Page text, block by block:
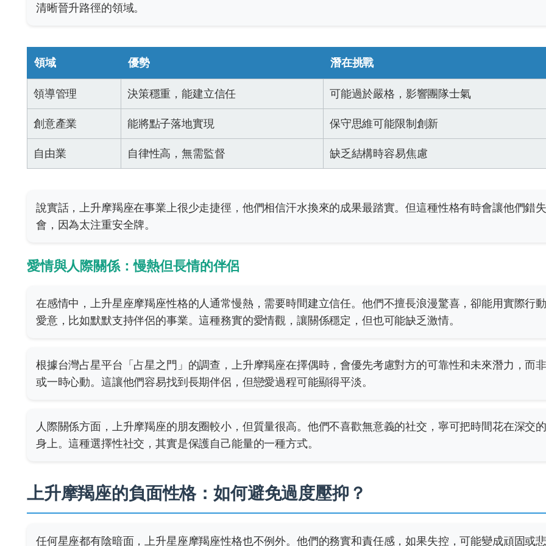
清晰晉升路徑的領域。
領域 優勢 潛在挑戰
領導管理 決策穩重，能建立信任 可能過於嚴格，影響團隊士氣
創意產業 能將點子落地實現 保守思維可能限制創新
自由業 自律性高，無需監督 缺乏結構時容易焦慮
說實話，上升摩羯座在事業上很少走捷徑，他們相信汗水換來的成果最踏實。但這種性格有時會讓他們錯
會，因為太注重安全牌。
愛情與人際關係：慢熱但長情的伴侶
在感情中，上升星座摩羯座性格的人通常慢熱，需要時間建立信任。他們不擅長浪漫驚喜，卻能用實際行
愛意，比如默默支持伴侶的事業。這種務實的愛情觀，讓關係穩定，但也可能缺乏激情。
根據台灣占星平台「占星之門」的調查，上升摩羯座在擇偶時，會優先考慮對方的可靠性和未來潛力，而
或一時心動。這讓他們容易找到長期伴侶，但戀愛過程可能顯得平淡。
人際關係方面，上升摩羯座的朋友圈較小，但質量很高。他們不喜歡無意義的社交，寧可把時間花在深交
身上。這種選擇性社交，其實是保護自己能量的一種方式。
上升摩羯座的負面性格：如何避免過度壓抑？
任何星座都有陰暗面，上升星座摩羯座性格也不例外。他們的務實和責任感，如果失控，可能變成頑固或